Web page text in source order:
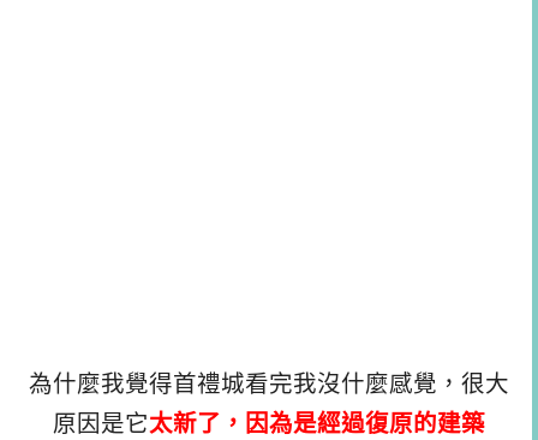
為什麼我覺得首禮城看完我沒什麼感覺，很大
原因是它太新了，因為是經過復原的建築